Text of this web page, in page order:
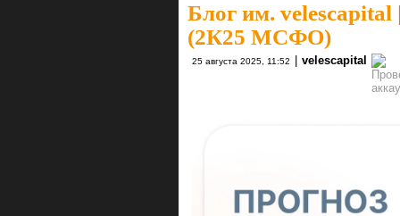
Блог им. velescapital
(2К25 МСФО)
25 августа 2025, 11:52 velescapital